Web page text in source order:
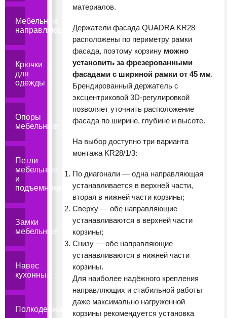
Мебельные
направляющие
Крючки
для
одежды
Опоры
мебельные
Петли
мебельные
и
подъемники
Замки
мебельные
Навес
кухонный
Полкодержатели
материалов.
Держатели фасада QUADRA KR28
расположены по периметру рамки
фасада, поэтому корзину можно
установить за фрезерованными
фасадами с шириной рамки от 45 мм.
Брендированный держатель с
эксцентриковой 3D-регулировкой
позволяет уточнить расположение
фасада по ширине, глубине и высоте.
На выбор доступно три варианта
монтажа KR28/1/3:
По диагонали — одна направляющая
устанавливается в верхней части,
вторая в нижней части корзины;
Сверху — обе направляющие
устанавливаются в верхней части
корзины;
Снизу — обе направляющие
устанавливаются в нижней части
корзины.
Для наиболее надёжного крепления
направляющих и стабильной работы
даже максимально нагруженной
корзины рекомендуется установка